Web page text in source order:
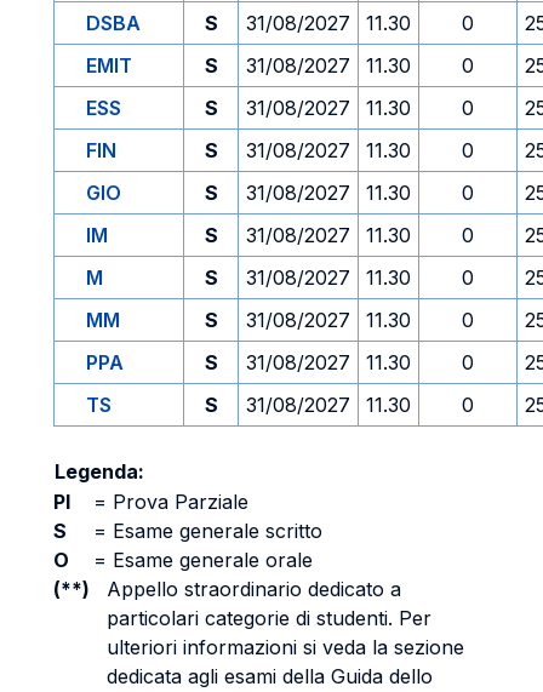
DSBA S 31/08/2027 11.30 0
EMIT
S 31/08/2027 11.30 0
ESS
S 31/08/2027 11.30 0
FIN
S 31/08/2027 11.30 0
GIO
S 31/08/2027 11.30 0
IM
S 31/08/2027 11.30 0
M
S 31/08/2027 11.30 0
MM
S 31/08/2027 11.30 0
PPA
S 31/08/2027 11.30 0
TS
S 31/08/2027 11.30 0
Legenda:
PI
= Prova Parziale
S
= Esame generale scritto
O
= Esame generale orale
(**)
Appello straordinario dedicato a
particolari categorie di studenti. Per
ulteriori informazioni si veda la sezione
dedicata agli esami della Guida dello